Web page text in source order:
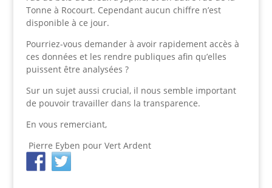
Tonne à Rocourt. Cependant aucun chiffre n’est
disponible à ce jour.
Pourriez-vous demander à avoir rapidement accès à
ces données et les rendre publiques afin qu’elles
puissent être analysées ?
Sur un sujet aussi crucial, il nous semble important
de pouvoir travailler dans la transparence.
En vous remerciant,
Pierre Eyben pour Vert Ardent